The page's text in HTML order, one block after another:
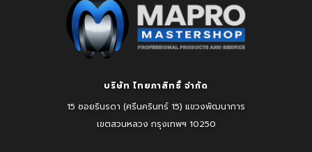
บริษัท ไทยภาสิทธิ์ จำกัด
15 ซอยรินรดา (ศรีนครินทร์ 15) แขวงพัฒนาการ
เขตสวนหลวง กรุงเทพฯ 10250